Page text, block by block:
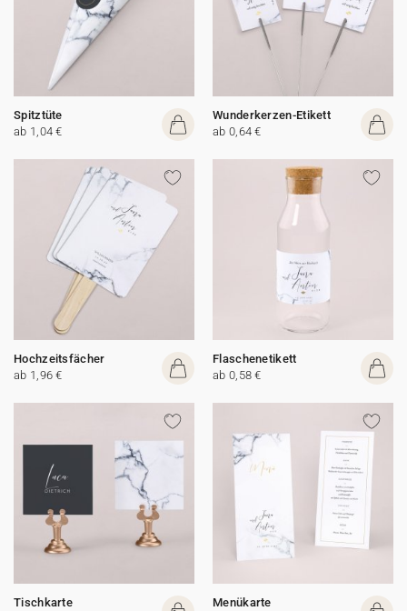
Spitztüte
ab 1,04 €
Wunderkerzen-Etikett
ab 0,64 €
Hochzeitsfächer
ab 1,96 €
Flaschenetikett
ab 0,58 €
Tischkarte
Menükarte